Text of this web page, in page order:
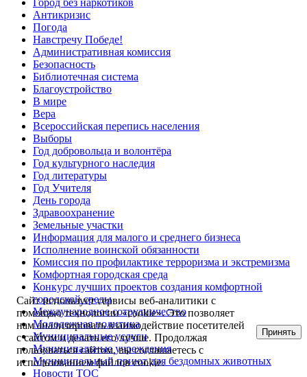
Город без наркотиков
Антикризис
Погода
Навстречу Победе!
Административная комиссия
Безопасность
Библиотечная система
Благоустройство
В мире
Вера
Всероссийская перепись населения
Выборы
Год добровольца и волонтёра
Год культурного наследия
Год литературы
Год Учителя
День города
Здравоохранение
Земельные участки
Информация для малого и среднего бизнеса
Исполнение воинской обязанности
Комиссия по профилактике терроризма и экстремизма
Комфортная городская среда
Конкурс лучших проектов создания комфортной
городской среды
Международное сотрудничество
Молодежная политика
Муниципальные услуги
Муниципальные учреждения
Муниципальный приют для бездомных животных
Новости ТОС
Сайт использует сервисы веб-аналитики с
помощью технологии «cookie». Это позволяет
нам анализировать взаимодействие посетителей
с сайтом и делать его лучше. Продолжая
пользоваться сайтом, вы соглашаетесь с
использованием файлов cookie.
Принять